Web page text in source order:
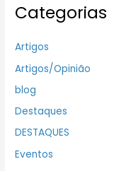
Categorias
Artigos
Artigos/Opinião
blog
Destaques
DESTAQUES
Eventos